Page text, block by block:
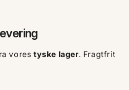
vores tyske lager. Fragtfrit